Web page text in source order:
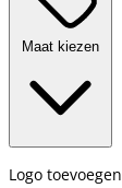
Maat kiezen
Logo toevoegen